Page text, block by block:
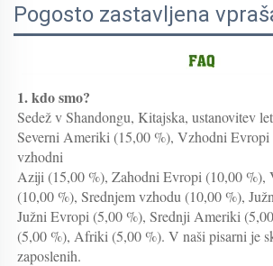
Pogosto zastavljena
1. kdo smo?
Sedež v Shandongu, Kitajska, ustanovitev
Severni Ameriki (15,00 %), Vzhodni Evropi
vzhodni
Aziji (15,00 %), Zahodni Evropi (10,00 %),
(10,00 %), Srednjem vzhodu (10,00 %),
Južni Evropi (5,00 %), Srednji Ameriki
(5,00 %), Afriki (5,00 %). V naši pisarni je
zaposlenih.